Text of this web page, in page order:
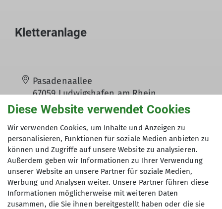
Kletteranlage
Pasadenaallee
67059 Ludwigshafen am Rhein
Ludwigshafener Hütte am
Reinighof
Kreisstraße zum Reinigshof
Diese Website verwendet Cookies
Wir verwenden Cookies, um Inhalte und Anzeigen zu
personalisieren, Funktionen für soziale Medien anbieten zu
können und Zugriffe auf unsere Website zu analysieren.
Außerdem geben wir Informationen zu Ihrer Verwendung
unserer Website an unsere Partner für soziale Medien,
Werbung und Analysen weiter. Unsere Partner führen diese
Informationen möglicherweise mit weiteren Daten
zusammen, die Sie ihnen bereitgestellt haben oder die sie